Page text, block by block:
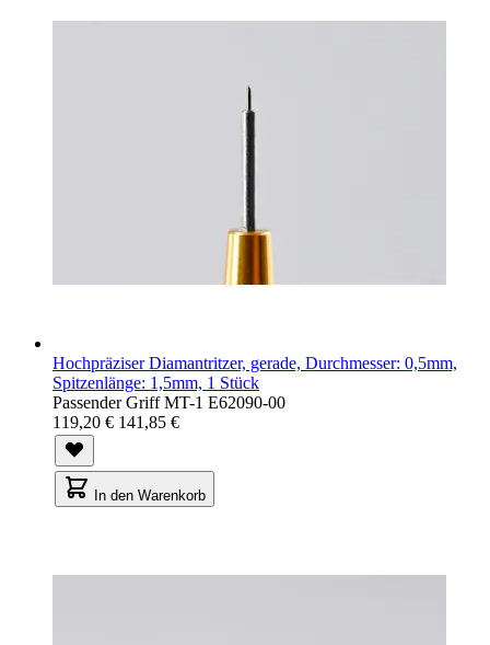
Hochpräziser Diamantritzer, gerade, Durchmesser: 0,5mm,
Spitzenlänge: 1,5mm, 1 Stück
Passender Griff MT-1 E62090-00
119,20 € 141,85 €
In den Warenkorb